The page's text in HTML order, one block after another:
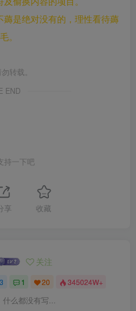
是绝对没有的，理性看待薅
。
转载。
END
持一下吧
享 收藏
关注
1 20 345024W+
么都没有写...